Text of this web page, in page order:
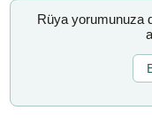
Rüya yorumunuza